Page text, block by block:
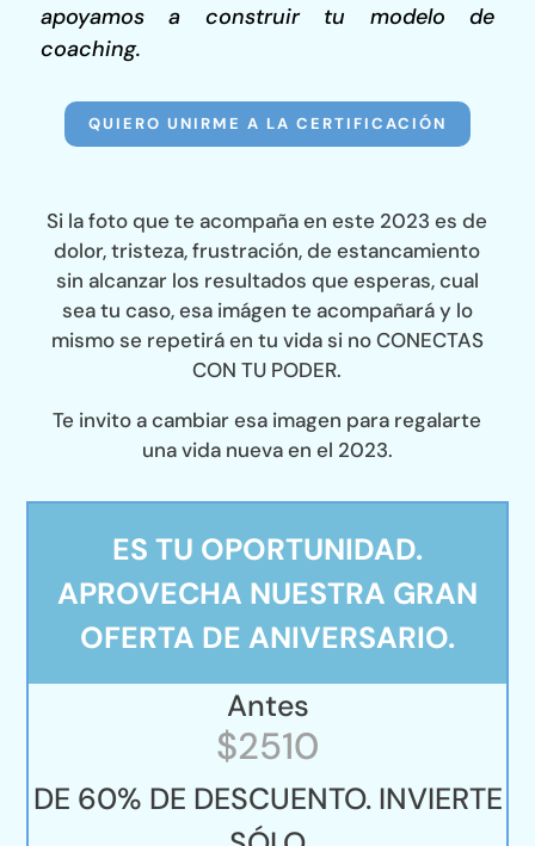
apoyamos a construir tu modelo de
coaching.
QUIERO UNIRME A LA CERTIFICACIÓN
Si la foto que te acompaña en este 2023 es de
dolor, tristeza, frustración, de estancamiento
sin alcanzar los resultados que esperas, cual
sea tu caso, esa imágen te acompañará y lo
mismo se repetirá en tu vida si no CONECTAS
CON TU PODER.
Te invito a cambiar esa imagen para regalarte
una vida nueva en el 2023.
ES TU OPORTUNIDAD.
APROVECHA NUESTRA GRAN
OFERTA DE ANIVERSARIO.
Antes
$2510
DE 60% DE DESCUENTO. INVIERTE